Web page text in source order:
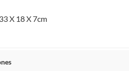
X 18 X 7cm